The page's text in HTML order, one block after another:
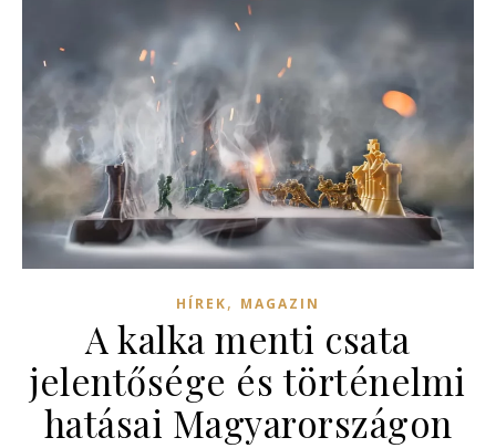
HÍREK, MAGAZIN
A kalka menti csata
jelentősége és történelmi
hatásai Magyarországon